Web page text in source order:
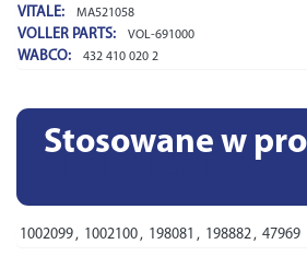
VITALE: MA521058
VOLLER PARTS: VOL-691000
WABCO: 432 410 020 2
Stosowane w
FEBI BILSTEIN
1002099 , 1002100 , 198081 , 198882 , 47969